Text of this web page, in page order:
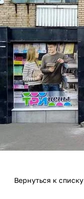
Вернуться к списку